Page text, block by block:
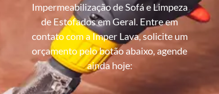
Impermeabilização de Sofá e Limpeza
de Estofados em Geral. Entre em
contato com a Imper Lava, solicite um
orçamento pelo botão abaixo, agende
ainda hoje: